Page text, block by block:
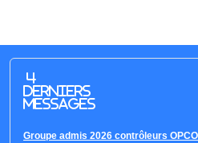
4
derniers
messages
Groupe admis 2026 contrôleurs